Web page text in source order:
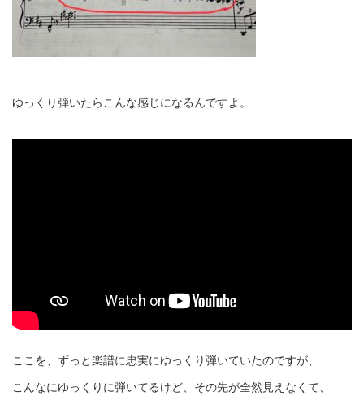
ゆっくり弾いたらこんな感じになるんですよ。
ここを、ずっと楽譜に忠実にゆっくり弾いていたのですが、
こんなにゆっくりに弾いてるけど、その先が全然見えなくて、